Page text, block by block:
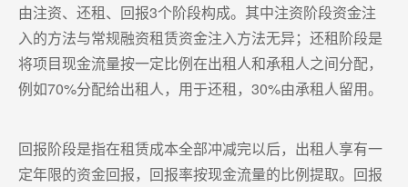
由注资、还租、回报3个阶段构成。其中注资阶段资金注
入的方法与常规融资租赁资金注入方法无异；还租阶段是
将项目现金流量按一定比例在出租人和承租人之间分配，
例如70%分配给出租人，用于还租，30%由承租人留用。
回报阶段是指在租赁成本全部冲减完以后，出租人享有一
定年限的资金回报，回报率按现金流量的比例提取。回报